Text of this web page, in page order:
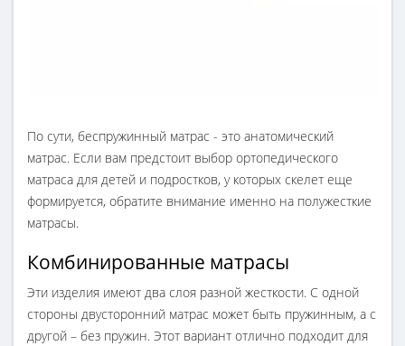
По сути, беспружинный матрас - это анатомический
матрас. Если вам предстоит выбор ортопедического
матраса для детей и подростков, у которых скелет еще
формируется, обратите внимание именно на полужесткие
матрасы.
Комбинированные матрасы
Эти изделия имеют два слоя разной жесткости. С одной
стороны двусторонний матрас может быть пружинным, а с
другой – без пружин. Этот вариант отлично подходит для